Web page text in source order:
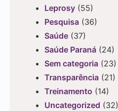
Leprosy (55)
Pesquisa (36)
Saúde (37)
Saúde Paraná (24)
Sem categoria (23)
Transparência (21)
Treinamento (14)
Uncategorized (32)